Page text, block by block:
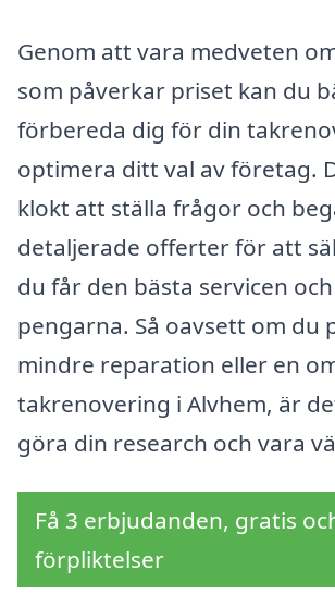
Genom att vara medveten
som påverkar priset kan du
förbereda dig för din
optimera ditt val av företag.
klokt att ställa frågor och
detaljerade offerter för att
du får den bästa servicen
pengarna. Så oavsett om du
mindre reparation eller en
takrenovering i Alvhem, är
göra din research och vara
Få 3 erbjudanden, gratis
förpliktelser